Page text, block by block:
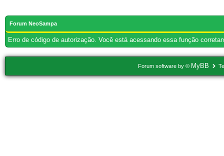
Forum NeoSampa
Erro de código de autorização. Você está acessando essa função
Forum software by © MyBB